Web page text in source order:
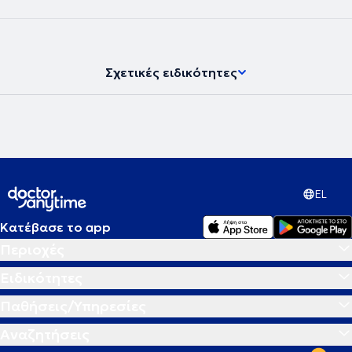
Σχετικές ειδικότητες
EL
Κατέβασε το app